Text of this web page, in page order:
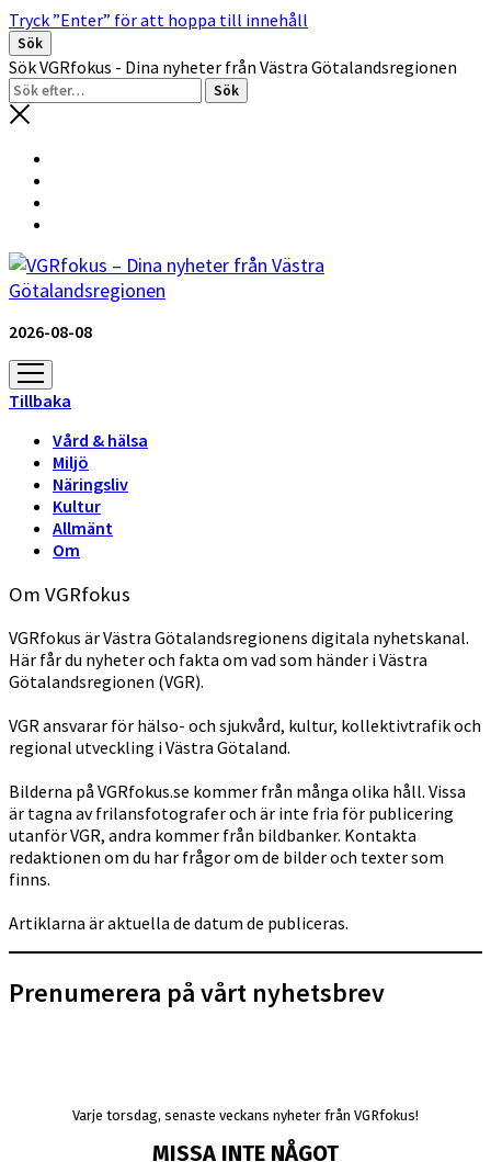
Tryck ”Enter” för att hoppa till innehåll
Sök
Sök VGRfokus - Dina nyheter från Västra Götalandsregionen
2026-08-08
öppna
meny
Tillbaka
Vård & hälsa
Miljö
Näringsliv
Kultur
Allmänt
Om
Om VGRfokus
VGRfokus är Västra Götalandsregionens digitala nyhetskanal.
Här får du nyheter och fakta om vad som händer i Västra
Götalandsregionen (VGR).
VGR ansvarar för hälso- och sjukvård, kultur, kollektivtrafik och
regional utveckling i Västra Götaland.
Bilderna på VGRfokus.se kommer från många olika håll. Vissa
är tagna av frilansfotografer och är inte fria för publicering
utanför VGR, andra kommer från bildbanker. Kontakta
redaktionen om du har frågor om de bilder och texter som
finns.
Artiklarna är aktuella de datum de publiceras.
Prenumerera på vårt nyhetsbrev
Varje torsdag, senaste veckans nyheter från VGRfokus!
MISSA INTE NÅGOT